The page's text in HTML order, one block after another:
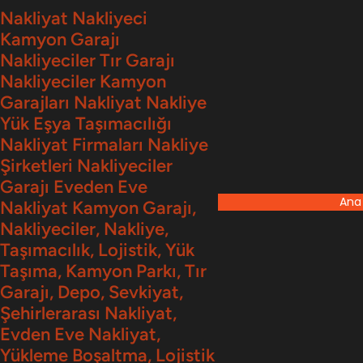
İçeriğe
geç
Nakliyat Nakliyeci
Kamyon Garajı
Nakliyeciler Tır Garajı
Nakliyeciler Kamyon
Garajları Nakliyat Nakliye
Yük Eşya Taşımacılığı
Nakliyat Firmaları Nakliye
Şirketleri Nakliyeciler
Garajı Eveden Eve
Nakliyat Kamyon Garajı,
Nakliyeciler, Nakliye,
Taşımacılık, Lojistik, Yük
Taşıma, Kamyon Parkı, Tır
Garajı, Depo, Sevkiyat,
Şehirlerarası Nakliyat,
Evden Eve Nakliyat,
Yükleme Boşaltma, Lojistik